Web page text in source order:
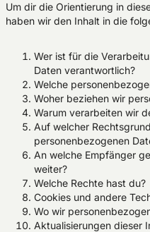
Um dir die Orientierung in
haben wir den Inhalt in die
Wer ist für die
Daten verantwortlich?
Welche
Woher beziehen wir
Warum verarbeiten wir
Auf welcher
personenbezogenen
An welche Empfänger
weiter?
Welche Rechte hast du?
Cookies und andere
Wo wir
Aktualisierungen dieser